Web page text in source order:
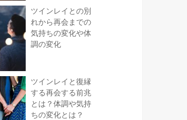
ツインレイとの別
れから再会までの
気持ちの変化や体
調の変化
ツインレイと復縁
する再会する前兆
とは？体調や気持
ちの変化とは？